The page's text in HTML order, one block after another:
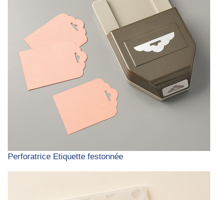
Perforatrice Etiquette festonnée